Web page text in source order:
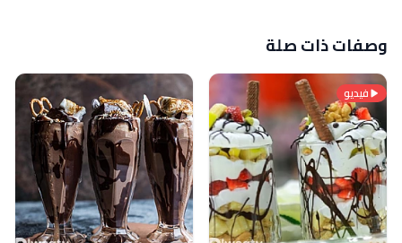
وصفات ذات صلة
فيديو